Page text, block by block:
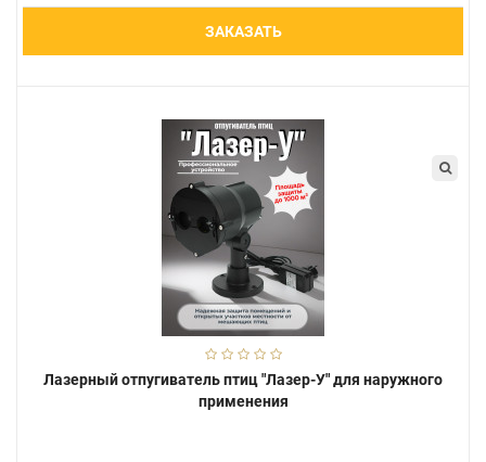
ЗАКАЗАТЬ
Лазерный отпугиватель птиц "Лазер-У" для наружного
применения